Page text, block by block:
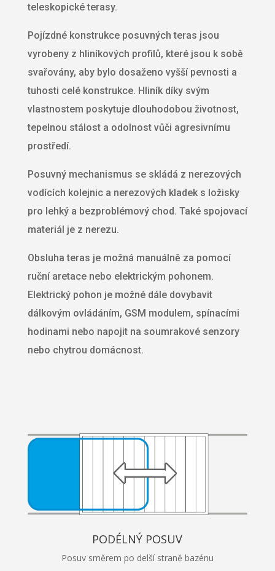
teleskopické terasy.
Pojízdné konstrukce posuvných teras jsou
vyrobeny z hliníkových profilů, které jsou k sobě
svařovány, aby bylo dosaženo vyšší pevnosti a
tuhosti celé konstrukce. Hliník díky svým
vlastnostem poskytuje dlouhodobou životnost,
tepelnou stálost a odolnost vůči agresivnímu
prostředí.
Posuvný mechanismus se skládá z nerezových
vodících kolejnic a nerezových kladek s ložisky
pro lehký a bezproblémový chod. Také spojovací
materiál je z nerezu.
Obsluha teras je možná manuálně za pomocí
ruční aretace nebo elektrickým pohonem.
Elektrický pohon je možné dále dovybavit
dálkovým ovládáním, GSM modulem, spínacími
hodinami nebo napojit na soumrakové senzory
nebo chytrou domácnost.
PODÉLNÝ POSUV
Posuv směrem po delší straně bazénu